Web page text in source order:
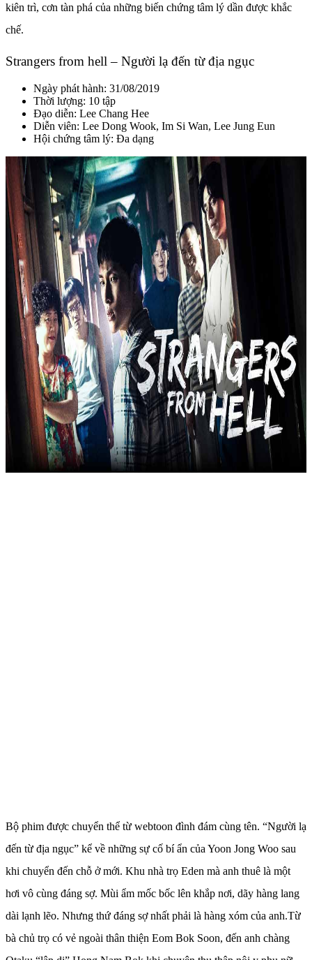
kiên trì, cơn tàn phá của những biến chứng tâm lý dần được khắc
chế.
Strangers from hell – Người lạ đến từ địa ngục
Ngày phát hành: 31/08/2019
Thời lượng: 10 tập
Đạo diễn: Lee Chang Hee
Diễn viên: Lee Dong Wook, Im Si Wan, Lee Jung Eun
Hội chứng tâm lý: Đa dạng
Bộ phim được chuyển thể từ webtoon đình đám cùng tên. “Người lạ
đến từ địa ngục” kể về những sự cố bí ẩn của Yoon Jong Woo sau
khi chuyển đến chỗ ở mới. Khu nhà trọ Eden mà anh thuê là một
hơi vô cùng đáng sợ. Mùi ẩm mốc bốc lên khắp nơi, dãy hàng lang
dài lạnh lẽo. Nhưng thứ đáng sợ nhất phải là hàng xóm của anh.Từ
bà chủ trọ có vẻ ngoài thân thiện Eom Bok Soon, đến anh chàng